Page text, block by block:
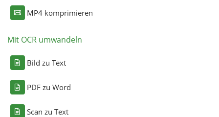
MP4 komprimieren
Mit OCR umwandeln
Bild zu Text
PDF zu Word
Scan zu Text